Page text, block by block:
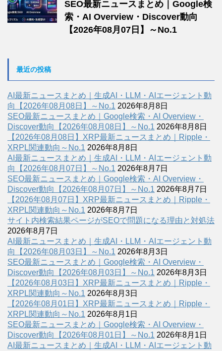
SEO最新ニュースまとめ｜Google検
索・AI Overview・Discover動向
【2026年08月07日】～No.1
最近の投稿
AI最新ニュースまとめ｜生成AI・LLM・AIエージェント動
向【2026年08月08日】～No.1 2026年8月8日
SEO最新ニュースまとめ｜Google検索・AI Overview・
Discover動向【2026年08月08日】～No.1 2026年8月8日
【2026年08月08日】XRP最新ニュースまとめ｜Ripple・
XRPL関連動向～No.1 2026年8月8日
AI最新ニュースまとめ｜生成AI・LLM・AIエージェント動
向【2026年08月07日】～No.1 2026年8月7日
SEO最新ニュースまとめ｜Google検索・AI Overview・
Discover動向【2026年08月07日】～No.1 2026年8月7日
【2026年08月07日】XRP最新ニュースまとめ｜Ripple・
XRPL関連動向～No.1 2026年8月7日
サイト内検索結果ページがSEOで問題になる理由と対処法
2026年8月7日
AI最新ニュースまとめ｜生成AI・LLM・AIエージェント動
向【2026年08月03日】～No.1 2026年8月3日
SEO最新ニュースまとめ｜Google検索・AI Overview・
Discover動向【2026年08月03日】～No.1 2026年8月3日
【2026年08月03日】XRP最新ニュースまとめ｜Ripple・
XRPL関連動向～No.1 2026年8月3日
【2026年08月01日】XRP最新ニュースまとめ｜Ripple・
XRPL関連動向～No.1 2026年8月1日
SEO最新ニュースまとめ｜Google検索・AI Overview・
Discover動向【2026年08月01日】～No.1 2026年8月1日
AI最新ニュースまとめ｜生成AI・LLM・AIエージェント動